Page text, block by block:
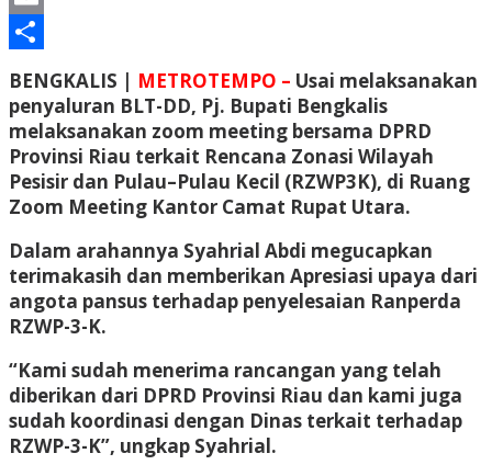
Email
BENGKALIS | METROTEMPO – Usai melaksanakan
penyaluran BLT-DD, Pj. Bupati Bengkalis
melaksanakan zoom meeting bersama DPRD
Provinsi Riau terkait Rencana Zonasi Wilayah
Pesisir dan Pulau–Pulau Kecil (RZWP3K), di Ruang
Zoom Meeting Kantor Camat Rupat Utara.
Dalam arahannya Syahrial Abdi megucapkan
terimakasih dan memberikan Apresiasi upaya dari
angota pansus terhadap penyelesaian Ranperda
RZWP-3-K.
“Kami sudah menerima rancangan yang telah
diberikan dari DPRD Provinsi Riau dan kami juga
sudah koordinasi dengan Dinas terkait terhadap
RZWP-3-K”, ungkap Syahrial.